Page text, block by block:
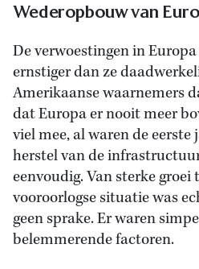
Wederopbouw van
De verwoestingen in
ernstiger dan ze
Amerikaanse waarnemers
dat Europa er nooit meer
viel mee, al waren de
herstel van de
eenvoudig. Van sterke
vooroorlogse situatie was
geen sprake. Er waren
belemmerende factoren.